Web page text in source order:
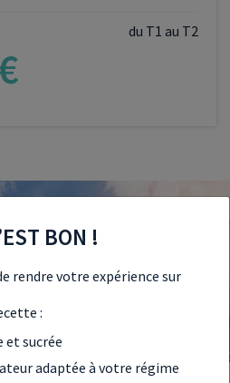
du T1 au T2
BON !
rendre votre expérience sur
:
et sucrée
adaptée à votre régime